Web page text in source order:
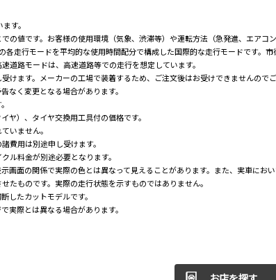
す。
の値です。お客様の使用環境（気象、渋滞等）や運転方法（急発進、エアコ
各走行モードを平均的な使用時間配分で構成した国際的な走行モードです。
道路モードは、高速道路等での走行を想定しています。
けます。メーカーの工場で装着するため、ご注文後はお受けできませんのでご
なく変更となる場合があります。
ヤ）、タイヤ交換用工具付の価格です。
いません。
費用は別途申し受けます。
ル料金が別途必要となります。
画面の関係で実際の色とは異なって見えることがあります。また、実車にお
たものです。実際の走行状態を示すものではありません。
したカットモデルです。
実際とは異なる場合があります。